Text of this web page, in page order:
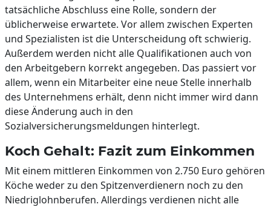
tatsächliche Abschluss eine Rolle, sondern der
üblicherweise erwartete. Vor allem zwischen Experten
und Spezialisten ist die Unterscheidung oft schwierig.
Außerdem werden nicht alle Qualifikationen auch von
den Arbeitgebern korrekt angegeben. Das passiert vor
allem, wenn ein Mitarbeiter eine neue Stelle innerhalb
des Unternehmens erhält, denn nicht immer wird dann
diese Änderung auch in den
Sozialversicherungsmeldungen hinterlegt.
Koch Gehalt: Fazit zum Einkommen
Mit einem mittleren Einkommen von 2.750 Euro gehören
Köche weder zu den Spitzenverdienern noch zu den
Niedriglohnberufen. Allerdings verdienen nicht alle